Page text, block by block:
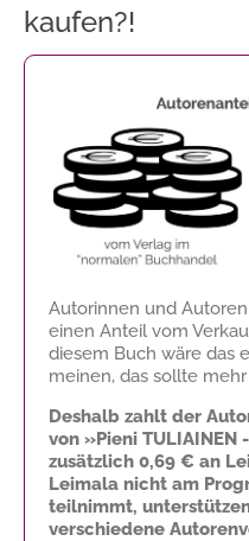
kaufen?!
Autorinnen und
einen Anteil vom
diesem Buch wäre das
meinen, das sollte mehr
Deshalb zahlt der
von »Pieni
zusätzlich 0,69 € an
Leimala nicht am
teilnimmt,
verschiedene